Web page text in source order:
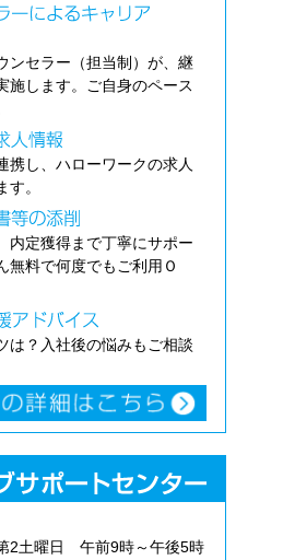
ンセラー（担当制）が、継
施します。ご自身のペース
携し、ハローワークの求人
。
内定獲得まで丁寧にサポー
無料で何度でもご利用Ｏ
は？入社後の悩みもご相談
2土曜日 午前9時～午後5時